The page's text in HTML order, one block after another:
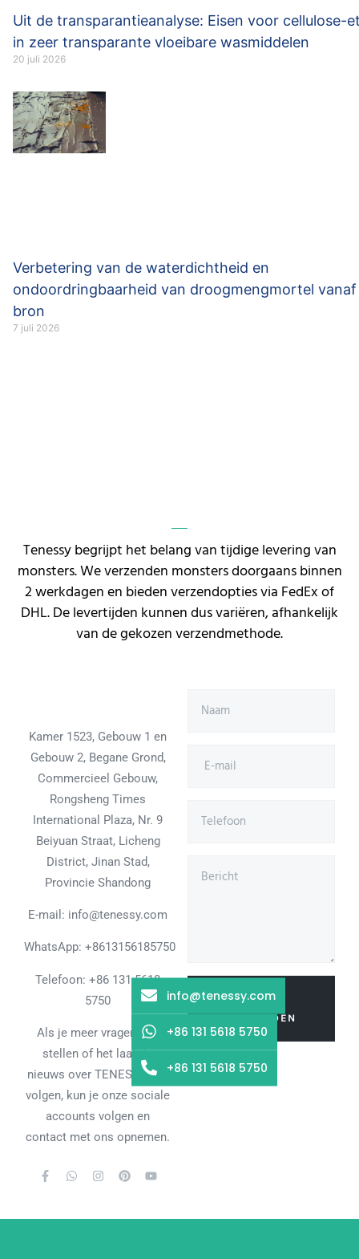
Uit de transparantieanalyse: Eisen voor cellulose-
in zeer transparante vloeibare wasmiddelen
20 juli 2026
Verbetering van de waterdichtheid en
ondoordringbaarheid van droogmengmortel vanaf
bron
7 juli 2026
Tenessy begrijpt het belang van tijdige levering van
monsters. We verzenden monsters doorgaans binnen
2 werkdagen en bieden verzendopties via FedEx of
DHL. De levertijden kunnen dus variëren, afhankelijk
van de gekozen verzendmethode.
Kamer 1523, Gebouw 1 en
Gebouw 2, Begane Grond,
Commercieel Gebouw,
Rongsheng Times
International Plaza, Nr. 9
Beiyuan Straat, Licheng
District, Jinan Stad,
Provincie Shandong
E-mail: info@tenessy.com
WhatsApp: +8613156185750
Telefoon: +86 131 5618
5750
Als je meer vragen wilt
stellen of het laatste
nieuws over TENESSY wilt
volgen, kun je onze sociale
accounts volgen en
contact met ons opnemen.
BERICHT
VERZENDEN
info@tenessy.com
+86 131 5618 5750
+86 131 5618 5750